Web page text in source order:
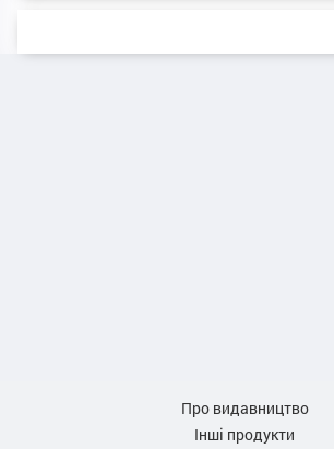
Про видавництво
Інші продукти